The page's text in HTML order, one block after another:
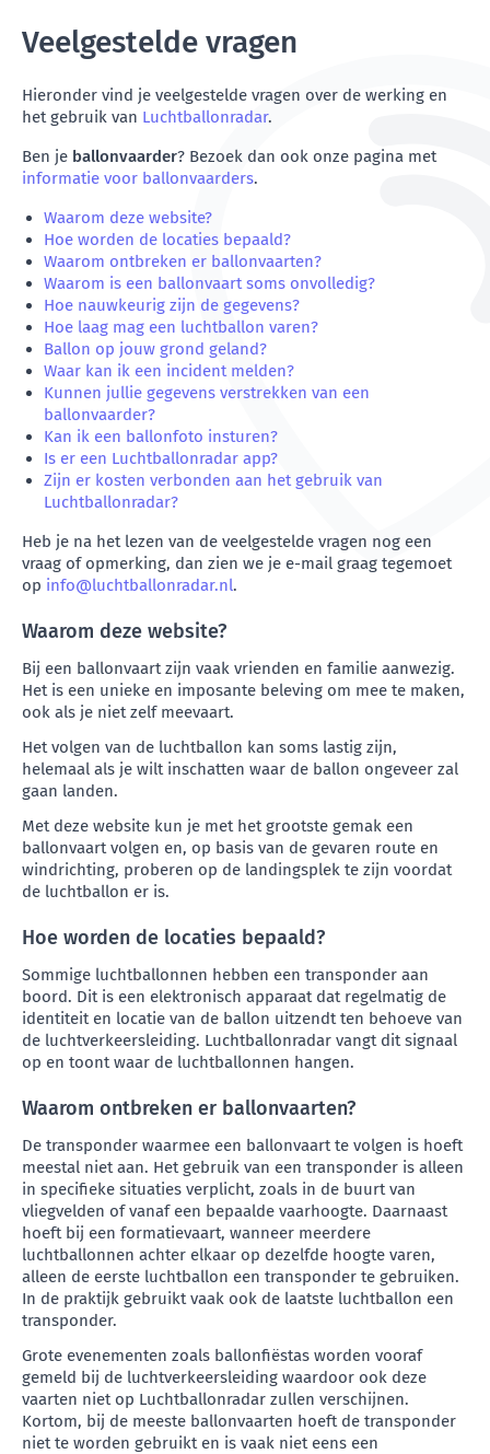
Veelgestelde vragen
Hieronder vind je veelgestelde vragen over de werking en
het gebruik van Luchtballonradar.
Ben je ballonvaarder? Bezoek dan ook onze pagina met
informatie voor ballonvaarders.
Waarom deze website?
Hoe worden de locaties bepaald?
Waarom ontbreken er ballonvaarten?
Waarom is een ballonvaart soms onvolledig?
Hoe nauwkeurig zijn de gegevens?
Hoe laag mag een luchtballon varen?
Ballon op jouw grond geland?
Waar kan ik een incident melden?
Kunnen jullie gegevens verstrekken van een
ballonvaarder?
Kan ik een ballonfoto insturen?
Is er een Luchtballonradar app?
Zijn er kosten verbonden aan het gebruik van
Luchtballonradar?
Heb je na het lezen van de veelgestelde vragen nog een
vraag of opmerking, dan zien we je e-mail graag tegemoet
op info@luchtballonradar.nl.
Waarom deze website?
Bij een ballonvaart zijn vaak vrienden en familie aanwezig.
Het is een unieke en imposante beleving om mee te maken,
ook als je niet zelf meevaart.
Het volgen van de luchtballon kan soms lastig zijn,
helemaal als je wilt inschatten waar de ballon ongeveer zal
gaan landen.
Met deze website kun je met het grootste gemak een
ballonvaart volgen en, op basis van de gevaren route en
windrichting, proberen op de landingsplek te zijn voordat
de luchtballon er is.
Hoe worden de locaties bepaald?
Sommige luchtballonnen hebben een transponder aan
boord. Dit is een elektronisch apparaat dat regelmatig de
identiteit en locatie van de ballon uitzendt ten behoeve van
de luchtverkeersleiding. Luchtballonradar vangt dit signaal
op en toont waar de luchtballonnen hangen.
Waarom ontbreken er ballonvaarten?
De transponder waarmee een ballonvaart te volgen is hoeft
meestal niet aan. Het gebruik van een transponder is alleen
in specifieke situaties verplicht, zoals in de buurt van
vliegvelden of vanaf een bepaalde vaarhoogte. Daarnaast
hoeft bij een formatievaart, wanneer meerdere
luchtballonnen achter elkaar op dezelfde hoogte varen,
alleen de eerste luchtballon een transponder te gebruiken.
In de praktijk gebruikt vaak ook de laatste luchtballon een
transponder.
Grote evenementen zoals ballonfiëstas worden vooraf
gemeld bij de luchtverkeersleiding waardoor ook deze
vaarten niet op Luchtballonradar zullen verschijnen.
Kortom, bij de meeste ballonvaarten hoeft de transponder
niet te worden gebruikt en is vaak niet eens een